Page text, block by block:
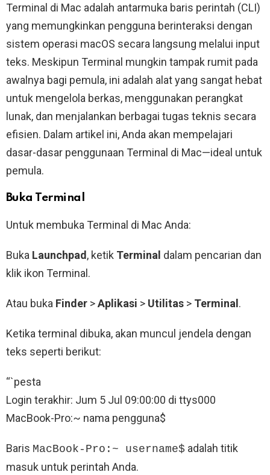
Terminal di Mac adalah antarmuka baris perintah (CLI)
yang memungkinkan pengguna berinteraksi dengan
sistem operasi macOS secara langsung melalui input
teks. Meskipun Terminal mungkin tampak rumit pada
awalnya bagi pemula, ini adalah alat yang sangat hebat
untuk mengelola berkas, menggunakan perangkat
lunak, dan menjalankan berbagai tugas teknis secara
efisien. Dalam artikel ini, Anda akan mempelajari
dasar-dasar penggunaan Terminal di Mac—ideal untuk
pemula.
Buka Terminal
Untuk membuka Terminal di Mac Anda:
Buka Launchpad , ketik Terminal dalam pencarian dan
klik ikon Terminal.
Atau buka Finder >Aplikasi > Utilitas > Terminal .
Ketika terminal dibuka, akan muncul jendela dengan
teks seperti berikut:
“`pesta
Login terakhir: Jum 5 Jul 09:00:00 di ttys000
MacBook-Pro:~ nama pengguna$
Baris MacBook-Pro:~ username$ adalah titik
masuk untuk perintah Anda.